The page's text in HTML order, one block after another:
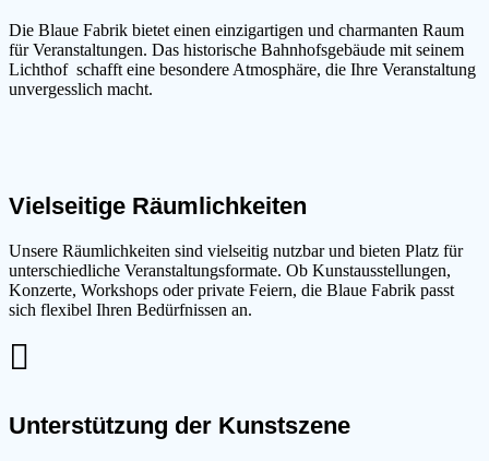
Die Blaue Fabrik bietet einen einzigartigen und charmanten Raum
für Veranstaltungen. Das historische Bahnhofsgebäude mit seinem
Lichthof schafft eine besondere Atmosphäre, die Ihre Veranstaltung
unvergesslich macht.
Vielseitige Räumlichkeiten
Unsere Räumlichkeiten sind vielseitig nutzbar und bieten Platz für
unterschiedliche Veranstaltungsformate. Ob Kunstausstellungen,
Konzerte, Workshops oder private Feiern, die Blaue Fabrik passt
sich flexibel Ihren Bedürfnissen an.
Unterstützung der Kunstszene